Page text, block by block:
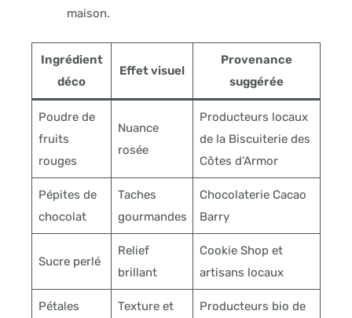
maison.
Ingrédient
déco
Effet visuel
Provenance
suggérée
Poudre de
fruits
rouges
Nuance
rosée
Producteurs locaux
de la Biscuiterie des
Côtes d’Armor
Pépites de
chocolat
Taches
gourmandes
Chocolaterie Cacao
Barry
Sucre perlé
Relief
brillant
Cookie Shop et
artisans locaux
Pétales
Texture et
Producteurs bio de